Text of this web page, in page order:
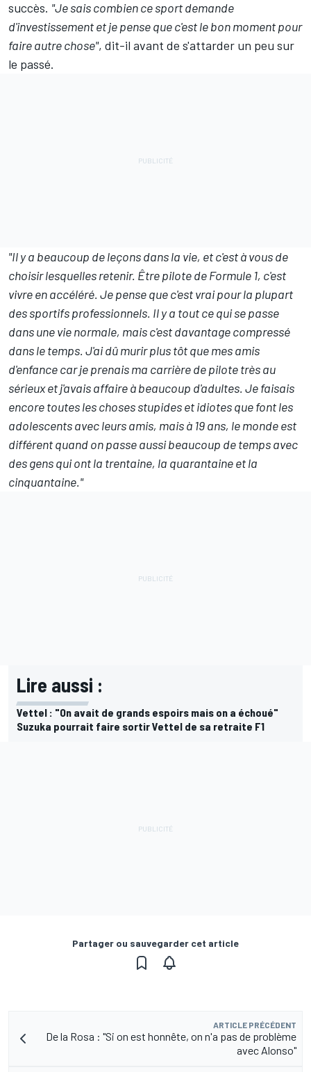
succès. "Je sais combien ce sport demande
d'investissement et je pense que c'est le bon moment pour
faire autre chose", dit-il avant de s'attarder un peu sur
le passé.
"Il y a beaucoup de leçons dans la vie, et c'est à vous de
choisir lesquelles retenir. Être pilote de Formule 1, c'est
vivre en accéléré. Je pense que c'est vrai pour la plupart
des sportifs professionnels. Il y a tout ce qui se passe
dans une vie normale, mais c'est davantage compressé
dans le temps. J'ai dû murir plus tôt que mes amis
d'enfance car je prenais ma carrière de pilote très au
sérieux et j'avais affaire à beaucoup d'adultes. Je faisais
encore toutes les choses stupides et idiotes que font les
adolescents avec leurs amis, mais à 19 ans, le monde est
différent quand on passe aussi beaucoup de temps avec
des gens qui ont la trentaine, la quarantaine et la
cinquantaine."
Lire aussi :
Vettel : "On avait de grands espoirs mais on a échoué"
Suzuka pourrait faire sortir Vettel de sa retraite F1
Partager ou sauvegarder cet article
ARTICLE PRÉCÉDENT
De la Rosa : "Si on est honnête, on n'a pas de problème
avec Alonso"